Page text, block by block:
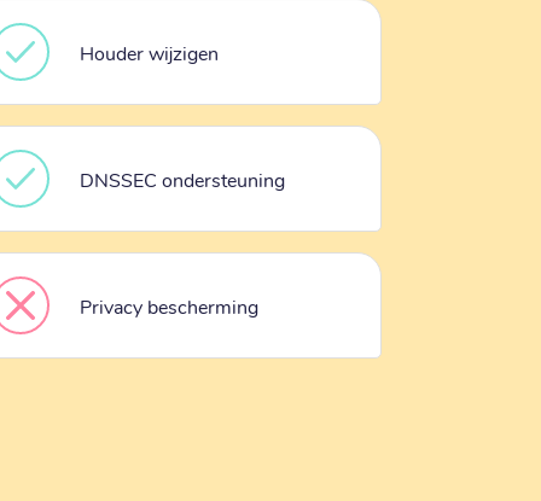
Houder wijzigen
DNSSEC ondersteuning
Privacy bescherming